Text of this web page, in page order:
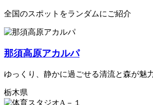
全国のスポットをランダムにご紹介
那須高原アカルパ
ゆっくり、静かに過ごせる清流と森が魅
栃木県